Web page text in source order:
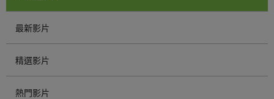
最新影片
精選影片
熱門影片